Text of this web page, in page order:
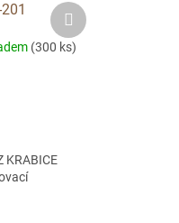
(300 ks)
KRABICE
Další
produkt